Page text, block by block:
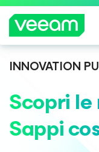
Linee guida di
PER
SAPE
RNE
INNOVATION
Scopri
Sappi